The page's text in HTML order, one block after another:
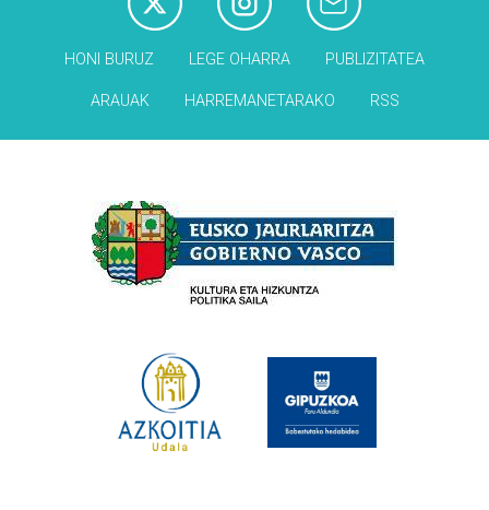
HONI BURUZ LEGE OHARRA PUBLIZITATEA
ARAUAK HARREMANETARAKO RSS